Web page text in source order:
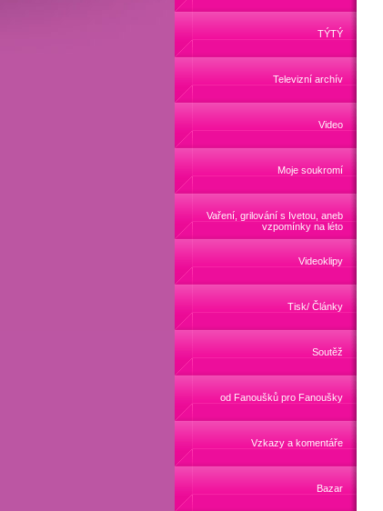
TÝTÝ
Televizní archív
Video
Moje soukromí
Vaření, grilování s Ivetou, aneb
vzpomínky na léto
Videoklipy
Tisk/ Články
Soutěž
od Fanoušků pro Fanoušky
Vzkazy a komentáře
Bazar